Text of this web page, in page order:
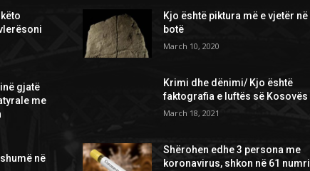
gjatë
me
në
Kjo është piktura më e vjetër në
botë
March 10, 2020
Krimi dhe dënimi/ Kjo është
faktografia e luftës së Kosovës
March 18, 2021
Shërohen edhe 3 persona me
koronavirus, shkon në 61 numri